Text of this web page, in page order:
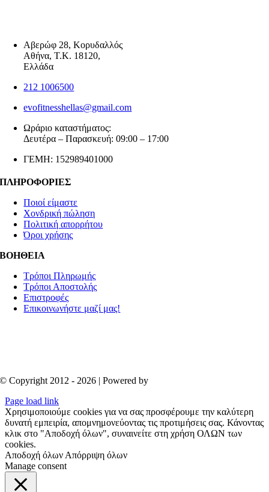
Αβερώφ 28, Κορυδαλλός
Αθήνα, Τ.Κ. 18120,
Ελλάδα
212 1006500
evofitnesshellas@gmail.com
Ωράριο καταστήματος:
Δευτέρα – Παρασκευή: 09:00 – 17:00
ΓΕΜΗ: 152989401000
ΠΛΗΡΟΦΟΡΙΕΣ
Ποιοί είμαστε
Χονδρική πώληση
Πολιτική απορρήτου
Όροι χρήσης
ΒΟΗΘΕΙΑ
Τρόποι Πληρωμής
Τρόποι Αποστολής
Επιστροφές
Επικοινωνήστε μαζί μας!
© Copyright 2012 - 2026 | Powered by
Page load link
Χρησιμοποιούμε cookies για να σας προσφέρουμε την καλύτερη
δυνατή εμπειρία, απομνημονεύοντας τις προτιμήσεις σας. Κάνοντας
κλικ στο "Αποδοχή όλων", συναινείτε στη χρήση ΟΛΩΝ των
cookies.
Αποδοχή όλων Απόρριψη όλων
Manage consent